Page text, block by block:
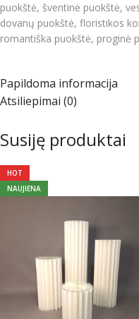
puokštė, šventinė puokštė,
dovanų puokštė, floristikos
romantiška puokštė, proginė
Papildoma informacija
Atsiliepimai (0)
Susiję produktai
HOT
NAUJIENA